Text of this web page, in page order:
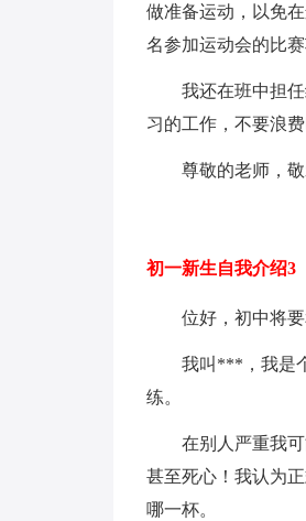
做准备运动，以免
名参加运动会的比
我还在班中担
习的工作，不要浪
尊敬的老师，
初一新生自我介绍3
位好，初中将
我叫***，我是
练。
在别人严重我
甚至死心！我认为
哪一杯。